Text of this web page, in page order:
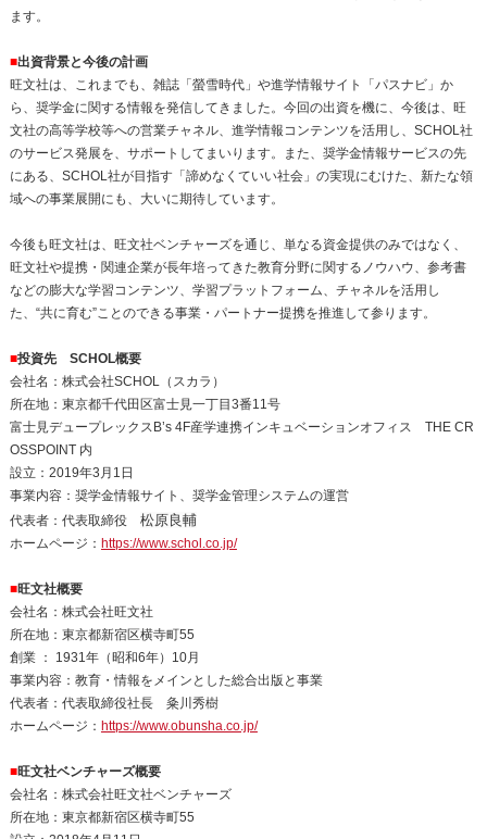
ます。
■出資背景と今後の計画
旺文社は、これまでも、雑誌「螢雪時代」や進学情報サイト「パスナビ」か
ら、奨学金に関する情報を発信してきました。今回の出資を機に、今後は、旺
文社の高等学校等への営業チャネル、進学情報コンテンツを活用し、SCHOL社
のサービス発展を、サポートしてまいります。また、奨学金情報サービスの先
にある、SCHOL社が目指す「諦めなくていい社会」の実現にむけた、新たな領
域への事業展開にも、大いに期待しています。
今後も旺文社は、旺文社ベンチャーズを通じ、単なる資金提供のみではなく、
旺文社や提携・関連企業が長年培ってきた教育分野に関するノウハウ、参考書
などの膨大な学習コンテンツ、学習プラットフォーム、チャネルを活用し
た、“共に育む”ことのできる事業・パートナー提携を推進して参ります。
■投資先 SCHOL概要
会社名：株式会社SCHOL（スカラ）
所在地：東京都千代田区富士見一丁目3番11号
富士見デュープレックスB’s 4F産学連携インキュベーションオフィス THE CR
OSSPOINT 内
設立：2019年3月1日
事業内容：奨学金情報サイト、奨学金管理システムの運営
代表者：代表取締役 松原良輔
ホームページ： https://www.schol.co.jp/
■旺文社概要
会社名：株式会社旺文社
所在地：東京都新宿区横寺町55
創業 ： 1931年（昭和6年）10月
事業内容：教育・情報をメインとした総合出版と事業
代表者：代表取締役社長 粂川秀樹
ホームページ： https://www.obunsha.co.jp/
■旺文社ベンチャーズ概要
会社名：株式会社旺文社ベンチャーズ
所在地：東京都新宿区横寺町55